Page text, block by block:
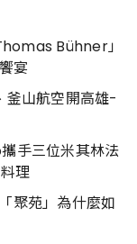
Bühner」
宴
釜山航空開高雄-
手三位米其林法
理
聚苑」為什麼如